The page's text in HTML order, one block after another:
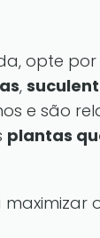
opte por
,
e são
plantas